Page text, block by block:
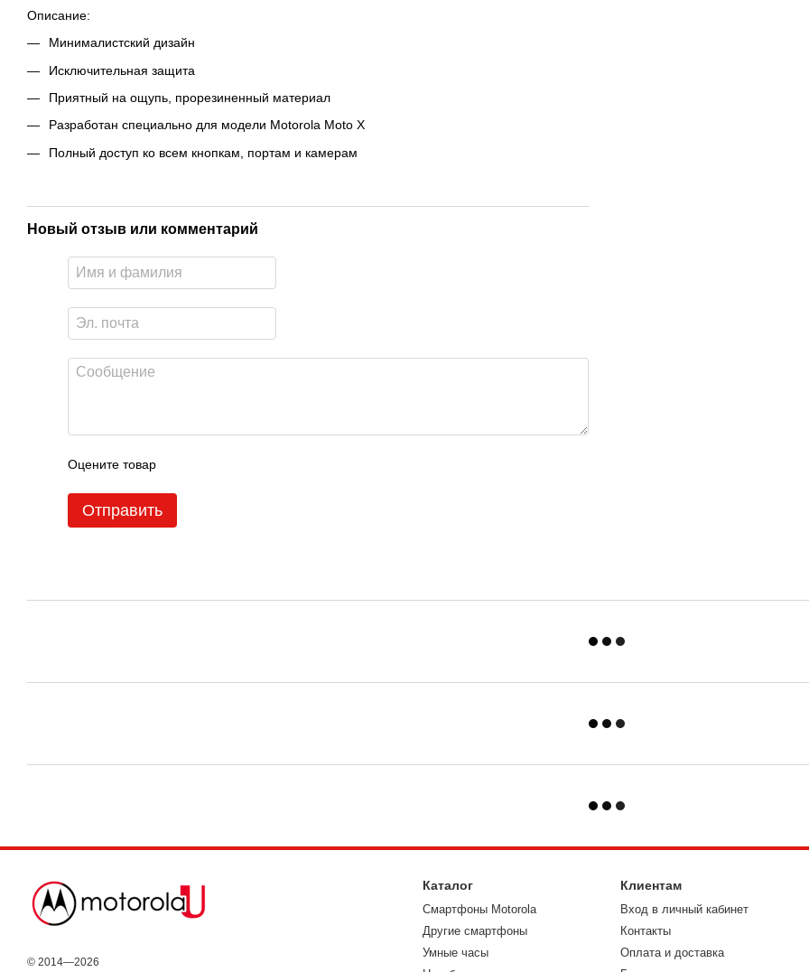
Описание:
Минималистский дизайн
Исключительная защита
Приятный на ощупь, прорезиненный материал
Разработан специально для модели Motorola Moto X
Полный доступ ко всем кнопкам, портам и камерам
Новый отзыв или комментарий
Оцените товар
Отправить
© 2014—2026
Каталог
Смартфоны Motorola
Другие смартфоны
Умные часы
Клиентам
Вход в личный кабинет
Контакты
Оплата и доставка